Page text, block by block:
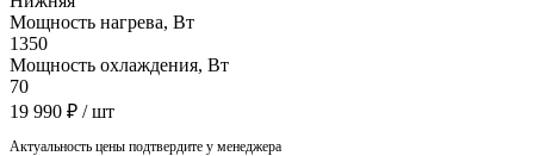
Мощность нагрева, Вт
1350
Мощность охлаждения, Вт
70
19 990 ₽ / шт
Актуальность цены подтвердите у менеджера